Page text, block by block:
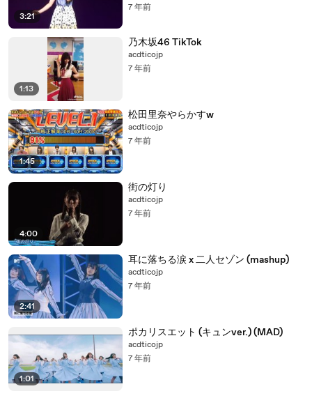
3:21
7 年前
1:13
乃木坂46 TikTok
acdticojp
7 年前
1:45
松田里奈やらかすw
acdticojp
7 年前
4:00
街の灯り
acdticojp
7 年前
2:41
耳に落ちる涙 x 二人セゾン (mashup)
acdticojp
7 年前
1:01
ポカリスエット (キュンver.) (MAD)
acdticojp
7 年前